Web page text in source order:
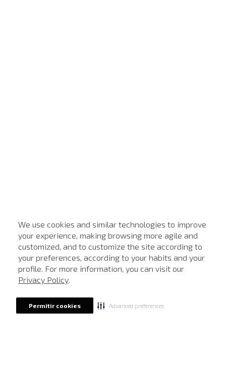
We use cookies and similar technologies to improve
your experience, making browsing more agile and
customized, and to customize the site according to
your preferences, according to your habits and your
profile. For more information, you can visit our
Privacy Policy.
Permitir cookies Advanced preferences